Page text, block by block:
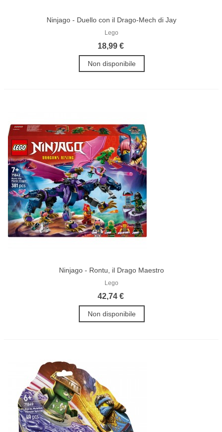
Ninjago - Duello con il Drago-Mech di Jay
Lego
18,99 €
Non disponibile
Ninjago - Rontu, il Drago Maestro
Lego
42,74 €
Non disponibile